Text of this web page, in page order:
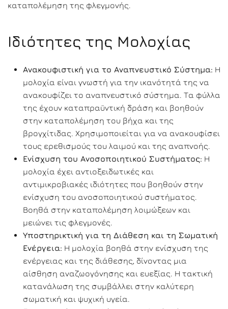
καταπολέμηση της φλεγμονής.
Ιδιότητες της Μολοχίας
Ανακουφιστική για το Αναπνευστικό Σύστημα: Η
μολοχία είναι γνωστή για την ικανότητά της να
ανακουφίζει το αναπνευστικό σύστημα. Τα φύλλα
της έχουν καταπραϋντική δράση και βοηθούν
στην καταπολέμηση του βήχα και της
βρογχίτιδας. Χρησιμοποιείται για να ανακουφίσει
τους ερεθισμούς του λαιμού και της αναπνοής.
Ενίσχυση του Ανοσοποιητικού Συστήματος: Η
μολοχία έχει αντιοξειδωτικές και
αντιμικροβιακές ιδιότητες που βοηθούν στην
ενίσχυση του ανοσοποιητικού συστήματος.
Βοηθά στην καταπολέμηση λοιμώξεων και
μειώνει τις φλεγμονές.
Υποστηρικτική για τη Διάθεση και τη Σωματική
Ενέργεια: Η μολοχία βοηθά στην ενίσχυση της
ενέργειας και της διάθεσης, δίνοντας μια
αίσθηση αναζωογόνησης και ευεξίας. Η τακτική
κατανάλωση της συμβάλλει στην καλύτερη
σωματική και ψυχική υγεία.